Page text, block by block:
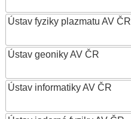
Ústav fyziky plazmatu AV ČR
Ústav geoniky AV ČR
Ústav informatiky AV ČR